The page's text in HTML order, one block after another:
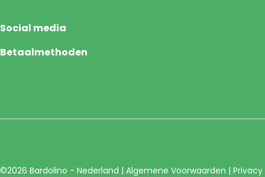
Social media
Betaalmethoden
©2026 Bardolino - Nederland | Algemene Voorwaarden | Privacy